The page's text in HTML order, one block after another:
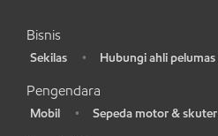
Bisnis
Sekilas • Hubungi ahli pelumas
Pengendara
Mobil • Sepeda motor & skuter